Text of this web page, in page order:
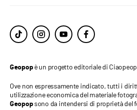
Geopopè un progetto editoriale di
Ove non espressamente indicato, tutti i
utilizzazione economica del materiale
Geopopsono da intendersi di proprietà del